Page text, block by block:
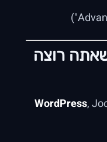
רוצה
WordPress,